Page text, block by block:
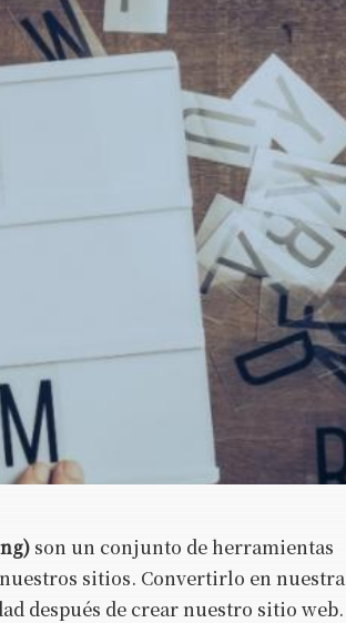
son un conjunto de herramientas
sitios. Convertirlo en nuestra
después de crear nuestro sitio web.